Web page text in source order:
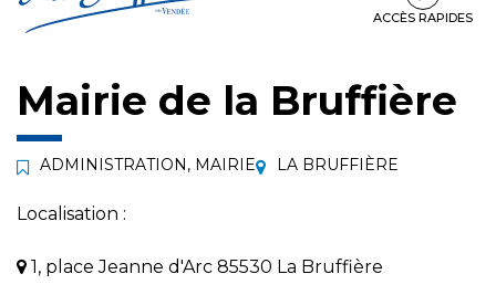
contenu
ACCÈS RAPIDES
Mairie de la Bruffière
ADMINISTRATION, MAIRIE LA BRUFFIÈRE
Localisation :
1, place Jeanne d'Arc 85530 La Bruffière